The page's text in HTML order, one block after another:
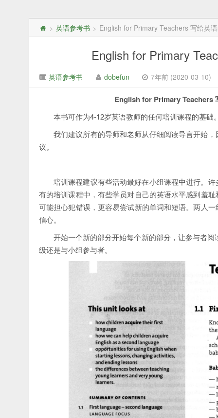
> 英语参考书 > English for Primary Teachers 写给英
English for Primary
英语参考书 dobefun 7年前 (2020-03-10)
English for Primary Teachers
本书可作为4-12岁英语教师的任何培训课程的基础
我们建议所有的导师和老师从仔细阅读导言开始
议。
培训课程建议有些活动最好在小组课程中进行。
有的培训课程中，有些学员对自己的英语水平感到羞
可能担心犯错误，更容易尝试新的单词和短语。两人
信心。
开始一个新的部分开始每个新的部分，让参与者
级还是与小组参与者。